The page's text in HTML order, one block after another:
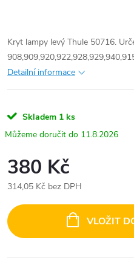
Kryt lampy levý Thule 50716.
Detailní informace
Skladem 1 ks
11.8.2026
380 Kč
314,05 Kč bez DPH
cena:
VLOŽIT